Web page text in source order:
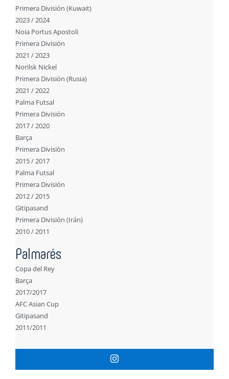
Primera División (Kuwait)
2023 / 2024
Noia Portus Apostoli
Primera División
2021 / 2023
Norilsk Nickel
Primera División (Rusia)
2021 / 2022
Palma Futsal
Primera División
2017 / 2020
Barça
Primera División
2015 / 2017
Palma Futsal
Primera División
2012 / 2015
Gitipasand
Primera División (Irán)
2010 / 2011
Palmarés
Copa del Rey
Barça
2017/2017
AFC Asian Cup
Gitipasand
2011/2011